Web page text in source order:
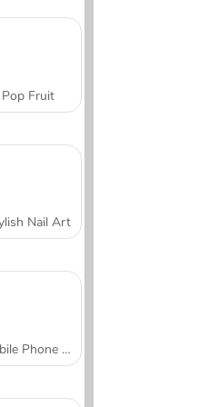
Pop Fruit
Nail Art
Mobile Phone Case Design & DIY